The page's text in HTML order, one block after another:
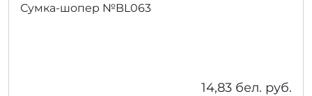
Сумка-шопер №BL063
14,83 бел. руб.